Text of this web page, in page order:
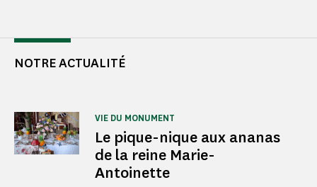
NOTRE ACTUALITÉ
Le pique-nique aux ananas
de la reine Marie-
Antoinette
VIE DU MONUMENT